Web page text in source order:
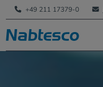
+49 211 17379-0